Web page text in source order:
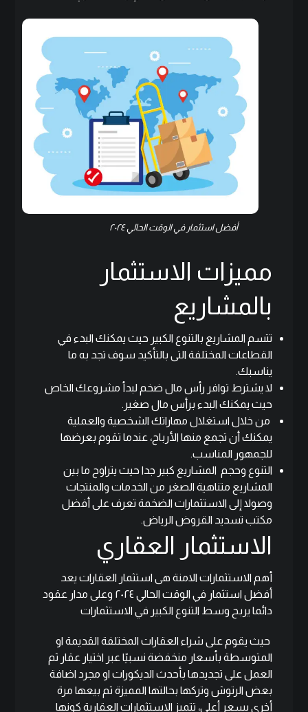
أفضل استثمار في الوقت الحالي ٢٠٢٤
مميزات الاستثمار
بالمشاريع
تتسم المشاريع بالتنوع الكبير حيث يمكنك البدء في
القطاعات المختلفة التى بالتأكيد سوف تجد به ما
يناسبك.
لا يشترط توافر رأس مال ضخم لبدأ مشروعك الخاص
حيث يمكنك البدء برأس مال صغير.
من خلال استغلال مهاراتك الشخصية والعملية
يمكنك أن تجمع منها الأرباح، عندما تقوم بعرضها
للجمهور المناسب.
التنوع وحجم المشاريع كبير جدا حيث يتراوح ما بين
المشاريع متناهية الصغر من الخدمات والمنتجات
وصولا إلى الاستثمارات الضخمة تعرف على أفضل
مكتب تسديد القروض الرياض.
الاستثمار العقاري
أهم الاستثمارات الامنة هى استثمار العقارات يعد
أفضل استثمار في الوقت الحالي ٢٠٢٤ وعلى مدار عقود
دائما يربح وسط التنوع الكبير في الاستثمارات
حيث يقوم على شراء العقارات المختلفة القديمة او
المتوسطة بأسعار منخفضة نسبيًا عبر اختيار عقار ثم
العمل على تجديدها بأحدث الديكورات او مجرد اضافة
بعض الرتوش وتركها بحالتها المميزة ثم بيعها مرة
أخرى بسعر أعلى، تتميز الاستثمارات العقارية كونها